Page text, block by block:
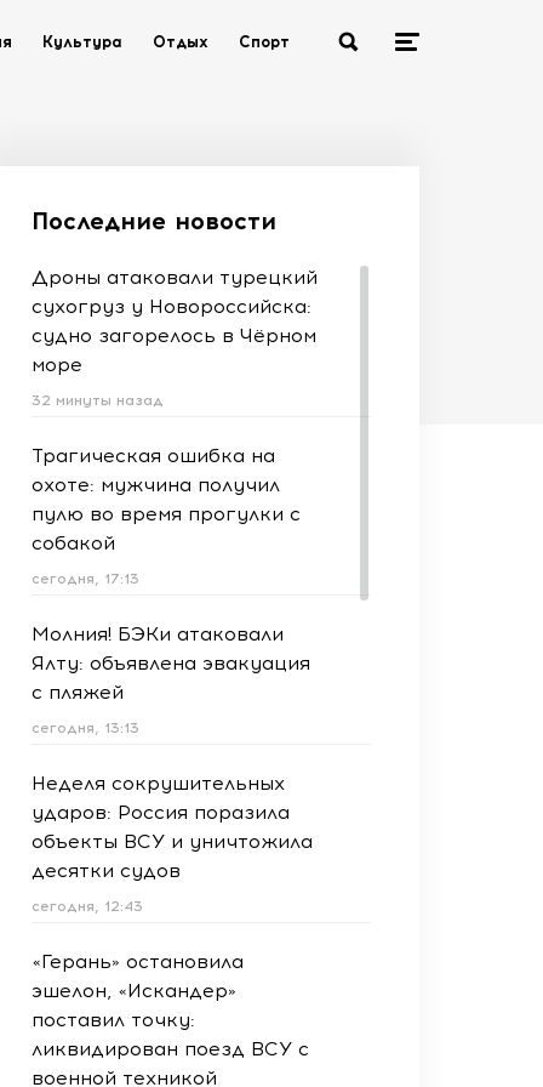
Культура Отдых Спорт
Последние новости
Дроны атаковали турецкий
сухогруз у Новороссийска:
судно загорелось в Чёрном
море
32 минуты назад
Трагическая ошибка на
охоте: мужчина получил
пулю во время прогулки с
собакой
сегодня, 17:13
Молния! БЭКи атаковали
Ялту: объявлена эвакуация
с пляжей
сегодня, 13:13
Неделя сокрушительных
ударов: Россия поразила
объекты ВСУ и уничтожила
десятки судов
сегодня, 12:43
«Герань» остановила
эшелон, «Искандер»
поставил точку:
ликвидирован поезд ВСУ с
военной техникой